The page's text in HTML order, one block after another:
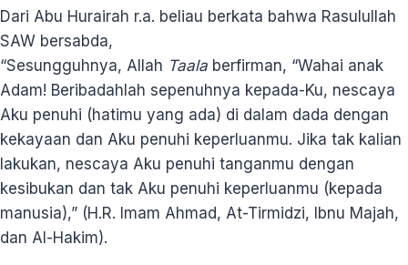
Dari Abu Hurairah r.a. beliau berkata bahwa Rasulullah
SAW bersabda,
“Sesungguhnya, Allah Taala berfirman, “Wahai anak
Adam! Beribadahlah sepenuhnya kepada-Ku, nescaya
Aku penuhi (hatimu yang ada) di dalam dada dengan
kekayaan dan Aku penuhi keperluanmu. Jika tak kalian
lakukan, nescaya Aku penuhi tanganmu dengan
kesibukan dan tak Aku penuhi keperluanmu (kepada
manusia),” (H.R. Imam Ahmad, At-Tirmidzi, Ibnu Majah,
dan Al-Hakim).